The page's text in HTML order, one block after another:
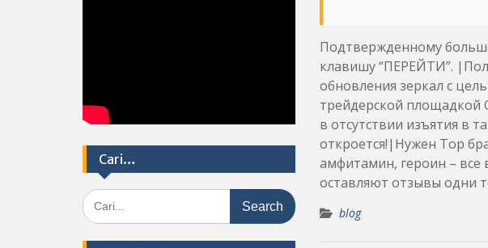
Подтвержденному
клавишу “ПЕРЕЙТИ”.
обновления зеркал с
трейдерской площадкой
в отсутствии изъятия в
откроется!|Нужен Тор
амфитамин, героин – все
оставляют отзывы одни
blog
Cari…
Search
for: